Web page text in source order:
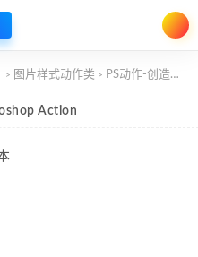
> 图片样式动作类 > PS动作-创造者Architekt 2 Photoshop Action
Action